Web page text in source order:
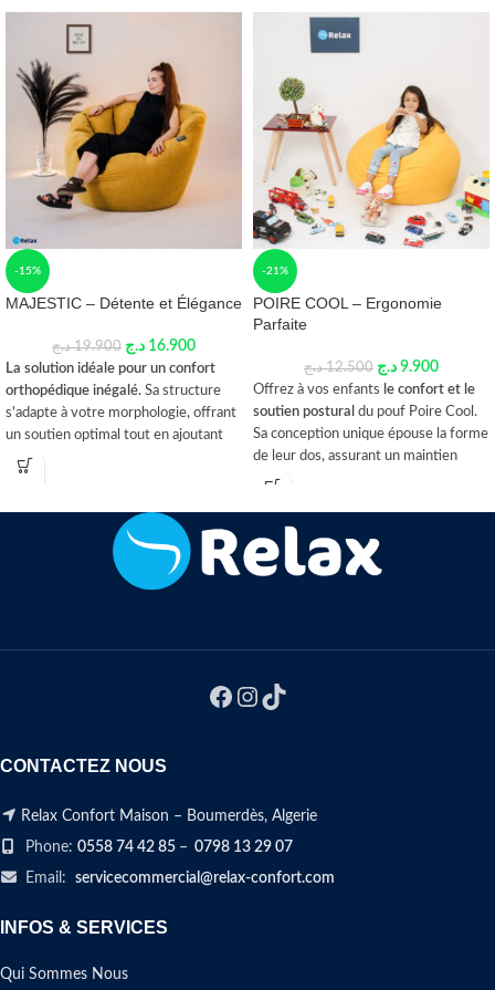
-15%
MAJESTIC – Détente et Élégance
19.900 د.ج 16.900 د.ج
La solution idéale pour un confort
orthopédique inégalé. Sa structure
s'adapte à votre morphologie, offrant
un soutien optimal tout en ajoutant
une touche moderne à votre espace.
الحل المثالي لراحة لا مثيل لها.
شكل جسمك ليمنحك دعماً مثاليًا ويضفي
لمسة عصرية على مساحتك. مصنوع من
-21%
POIRE COOL – Ergonomie
Parfaite
12.500 د.ج 9.900 د.ج
Offrez à vos enfants le confort et le
soutien postural du pouf Poire Cool.
Sa conception unique épouse la forme
de leur dos, assurant un maintien
optimal tout en ajoutant
الراحة والدعم المثالي
تصميم فريد يتبع شكل ظهرهم، ليضمن
لهم وضعية صحية معلمسة عصرية
CONTACTEZ NOUS
Relax Confort Maison – Boumerdès, Algerie
Phone: 0558 74 42 85 – 0798 13 29 07
Email: servicecommercial@relax-confort.com
INFOS & SERVICES
Qui Sommes Nous